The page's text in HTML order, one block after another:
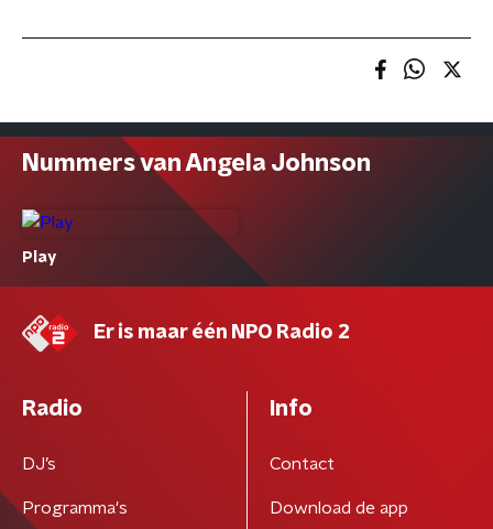
Nummers van Angela Johnson
Play
Er is maar één NPO Radio 2
Radio
DJ’s
Programma's
Info
Contact
Download de app